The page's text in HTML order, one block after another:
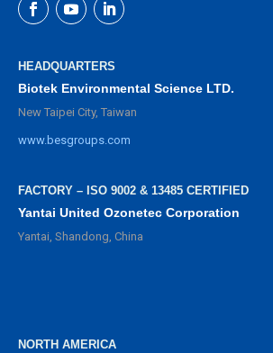
HEADQUARTERS
Biotek Environmental Science LTD.
New Taipei City, Taiwan
www.besgroups.com
FACTORY – ISO 9002 & 13485 CERTIFIED
Yantai United Ozonetec Corporation
Yantai, Shandong, China
NORTH AMERICA